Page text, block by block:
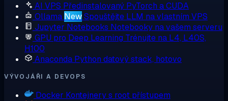
AI VPS Předinstalovaný PyTorch a CUDA
Ollama NewSpouštějte LLM na vlastním VPS
Jupyter Notebooks Notebooky na vašem serveru
GPU pro Deep Learning Trénujte na L4, L40S,
H100
Anaconda Python datový stack, hotovo
VÝVOJÁŘI A DEVOPS
Docker Kontejnery s root přístupem